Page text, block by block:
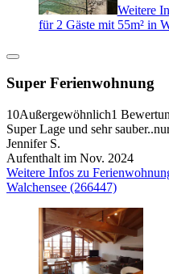
Weitere
für 2 Gäste mit 55m² in
Super Ferienwohnung
10Außergewöhnlich1
Super Lage und sehr
Jennifer S.
Aufenthalt im Nov. 2024
Weitere Infos zu
Walchensee (266447)